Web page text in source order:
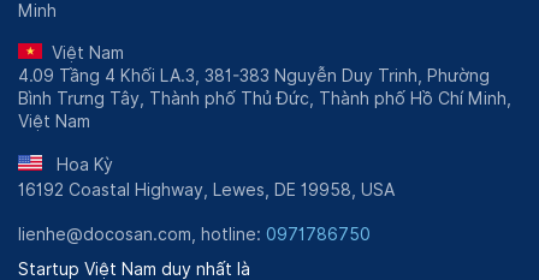
Minh
Việt Nam
4.09 Tầng 4 Khối LA.3, 381-383 Nguyễn Duy Trinh, Phường
Bình Trưng Tây, Thành phố Thủ Đức, Thành phố Hồ Chí Minh,
Việt Nam
Hoa Kỳ
16192 Coastal Highway, Lewes, DE 19958, USA
lienhe@docosan.com, hotline: 0971786750
Startup Việt Nam duy nhất là